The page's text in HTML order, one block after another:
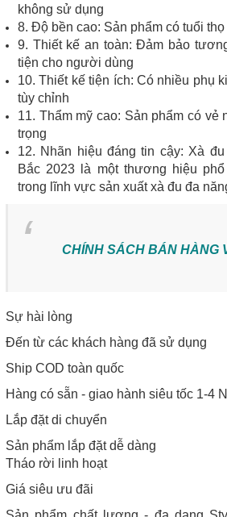
không sử dụng
8. Độ bền cao: Sản phẩm có tuổi
9. Thiết kế an toàn: Đảm bảo
tiện cho người dùng
10. Thiết kế tiện ích: Có nhiều phụ
tùy chỉnh
11. Thẩm mỹ cao: Sản phẩm có vẻ
trọng
12. Nhãn hiệu đáng tin cậy: Xà
Bắc 2023 là một thương hiệu
trong lĩnh vực sản xuất xà đu đa
CHÍNH SÁCH BÁN HÀNG
Sự hài lòng
Đến từ các khách hàng đã sử dụng
Ship COD toàn quốc
Hàng có sẵn - giao hành siêu tốc 1-4
Lắp đặt di chuyển
Sản phẩm lắp đặt dễ dàng
Tháo rời linh hoạt
Giá siêu ưu đãi